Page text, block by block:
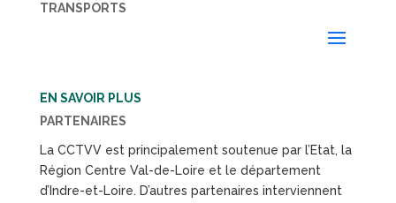
TRANSPORTS
EN SAVOIR PLUS
PARTENAIRES
La CCTVV est principalement soutenue par l’Etat, la
Région Centre Val-de-Loire et le département
d’Indre-et-Loire. D’autres partenaires interviennent